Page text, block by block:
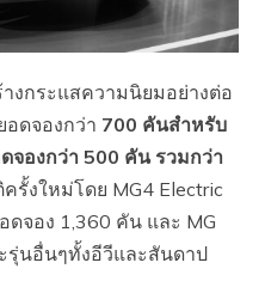
งกระแสความนิยมอย่างต่อ
อดจองกว่า 700 คันสำหรับ
จองกว่า 500 คัน รวมกว่า
รั้งใหม่โดย MG4 Electric
ดจอง 1,360 คัน และ MG
รุ่นอื่นๆทั้งอีวีและสันดาป